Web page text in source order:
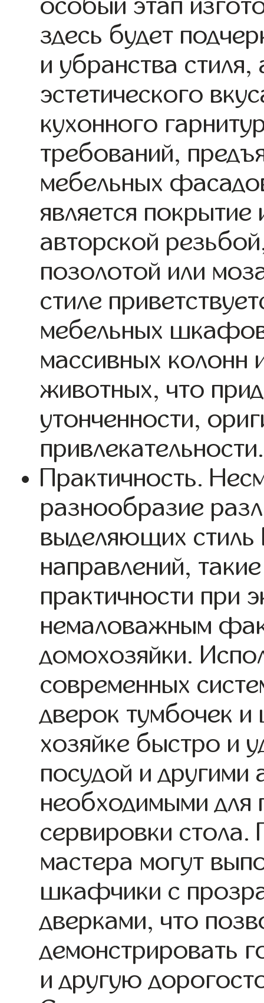
особый этап
здесь будет
и убранства
эстетического
кухонного
требований,
мебельных
является
авторской
позолотой или
стиле
мебельных
массивных колонн
животных, что
утонченности,
привлекательности.
Практичность.
разнообразие
выделяющих
направлений,
практичности при
немаловажным
домохозяйки.
современных
дверок тумбочек
хозяйке быстро и
посудой и другими
необходимыми для
сервировки
мастера могут
шкафчики с
дверками, что
демонстрировать
и другую